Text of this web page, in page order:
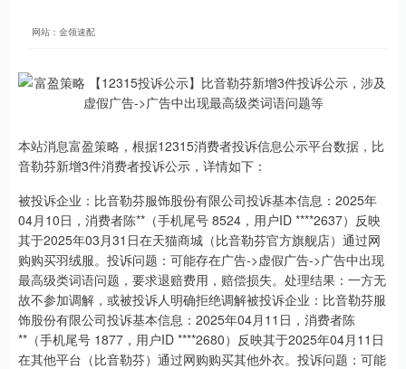
网站：金领速配
本站消息富盈策略，根据12315消费者投诉信息公示平台数据，比
音勒芬新增3件消费者投诉公示，详情如下：
被投诉企业：比音勒芬服饰股份有限公司投诉基本信息：2025年
04月10日，消费者陈**（手机尾号 8524，用户ID ****2637）反映
其于2025年03月31日在天猫商城（比音勒芬官方旗舰店）通过网
购购买羽绒服。投诉问题：可能存在广告->虚假广告->广告中出现
最高级类词语问题，要求退赔费用，赔偿损失。处理结果：一方无
故不参加调解，或被投诉人明确拒绝调解被投诉企业：比音勒芬服
饰股份有限公司投诉基本信息：2025年04月11日，消费者陈
**（手机尾号 1877，用户ID ****2680）反映其于2025年04月11日
在其他平台（比音勒芬）通过网购购买其他外衣。投诉问题：可能